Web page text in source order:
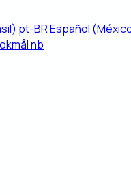
pt-BREspañol
nb